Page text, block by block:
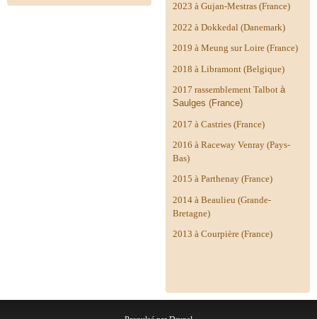
2023 à Gujan-Mestras (France)
2022 à Dokkedal (Danemark)
2019 à Meung sur Loire (France)
2018 à Libramont (Belgique)
2017 rassemblement Talbot à
Saulges (France)
2017 à Castries (France)
2016 à Raceway Venray (Pays-
Bas)
2015 à Parthenay (France)
2014 à Beaulieu (Grande-
Bretagne)
2013 à Courpière (France)